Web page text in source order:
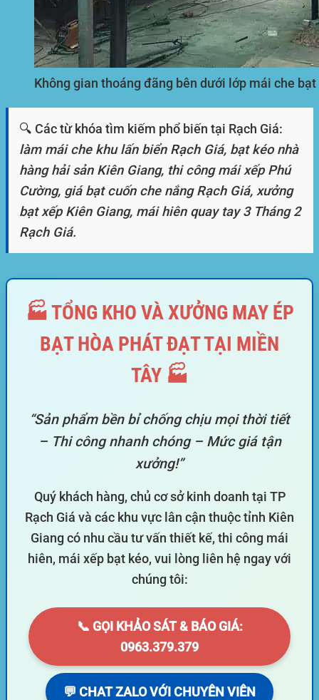
Không gian thoáng đãng bên dưới lớp mái che
🔍 Các từ khóa tìm kiếm phổ biến tại Rạch Giá:
làm mái che khu lấn biển Rạch Giá, bạt kéo nhà
hàng hải sản Kiên Giang, thi công mái xếp Phú
Cường, giá bạt cuốn che nắng Rạch Giá, xưởng
bạt xếp Kiên Giang, mái hiên quay tay 3 Tháng 2
Rạch Giá.
🏭 TỔNG KHO VÀ XƯỞNG MAY ÉP
BẠT HÒA PHÁT ĐẠT TẠI MIỀN
TÂY 🏭
“Sản phẩm bền bỉ chống chịu mọi thời tiết
– Thi công nhanh chóng – Mức giá tận
xưởng!”
Quý khách hàng, chủ cơ sở kinh doanh tại TP
Rạch Giá và các khu vực lân cận thuộc tỉnh Kiên
Giang có nhu cầu tư vấn thiết kế, thi công mái
hiên, mái xếp bạt kéo, vui lòng liên hệ ngay với
chúng tôi:
📞 GỌI KHẢO SÁT & BÁO GIÁ:
0963.379.379
💬 CHAT ZALO VỚI CHUYÊN VIÊN